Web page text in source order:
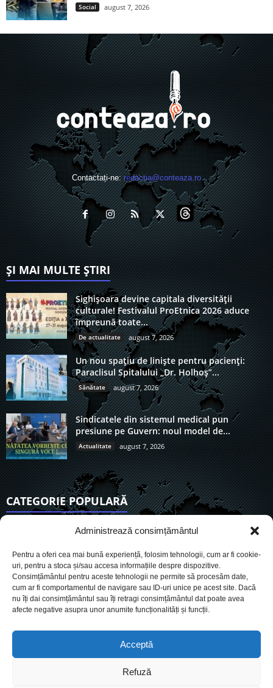
Administrează consimțământul
Pentru a oferi cea mai bună experiență, folosim tehnologii, cum ar fi cookie-
uri, pentru a stoca și/sau accesa informațiile despre dispozitive.
Consimțământul pentru aceste tehnologii ne permite să procesăm date,
cum ar fi comportamentul de navigare sau ID-uri unice pe acest site. Dacă
nu îți dai consimțământul sau îți retragi consimțământul dat poate avea
afecte negative asupra unor anumite funcționalități și funcții.
Acceptă
Refuză
Social august 7, 2026
Contactați-ne:redactia@conteaza.ro
ȘI MAI MULTE ȘTIRI
Sighișoara devine capitala diversității
culturale! Festivalul ProEtnica 2026 aduce
împreună toate...
De actualitate august 7, 2026
Un nou spațiu de liniște pentru pacienți:
Paraclisul Spitalului „Dr. Holhoș”...
Sănătate august 7, 2026
Sindicatele din sistemul medical pun
presiune pe Guvern: noul model de...
Actualitate august 7, 2026
CATEGORIE POPULARĂ
6911
Social
Politic
Economie
561